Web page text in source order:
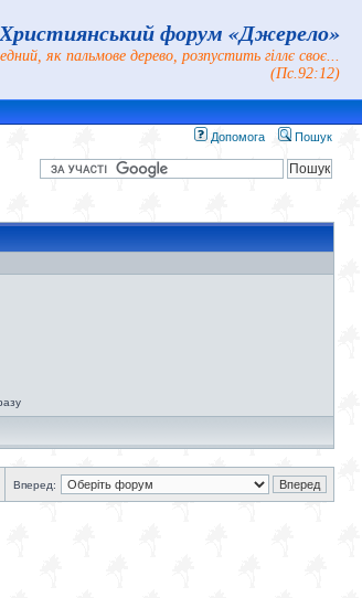
Християнський форум «Джерело»
як пальмове дерево, розпустить гіллє своє...
(Пс.92:12)
Допомога Пошук
Вперед: